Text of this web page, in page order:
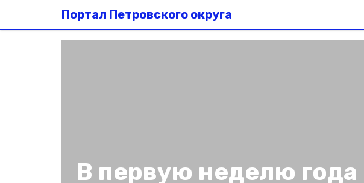
Портал Петровского округа
В первую неделю года